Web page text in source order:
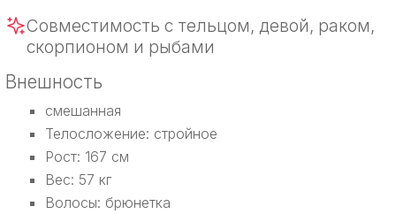
Совместимость с тельцом, девой, раком,
скорпионом и рыбами
Внешность
смешанная
Телосложение: стройное
Рост: 167 см
Вес: 57 кг
Волосы: брюнетка